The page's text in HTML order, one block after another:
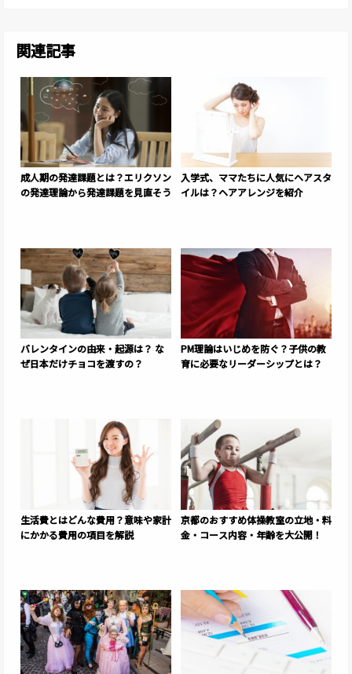
関連記事
成人期の発達課題とは？エリクソン
の発達理論から発達課題を見直そう
入学式、ママたちに人気にヘアスタ
イルは？ヘアアレンジを紹介
バレンタインの由来・起源は？ な
ぜ日本だけチョコを渡すの？
PM理論はいじめを防ぐ？子供の教
育に必要なリーダーシップとは？
生活費とはどんな費用？意味や家計
にかかる費用の項目を解説
京都のおすすめ体操教室の立地・料
金・コース内容・年齢を大公開！